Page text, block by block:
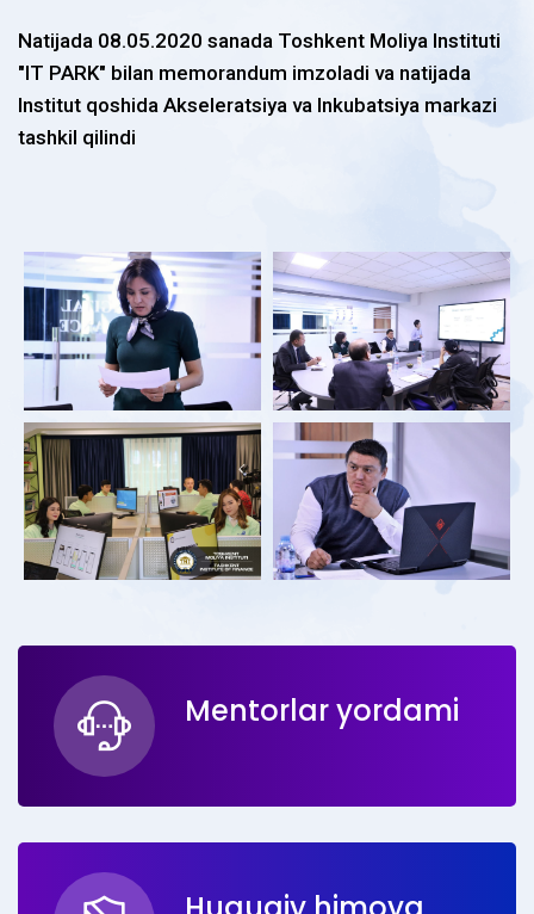
Natijada 08.05.2020 sanada Toshkent Moliya Instituti
"IT PARK" bilan memorandum imzoladi va natijada
Institut qoshida Akseleratsiya va Inkubatsiya markazi
tashkil qilindi
Mentorlar yordami